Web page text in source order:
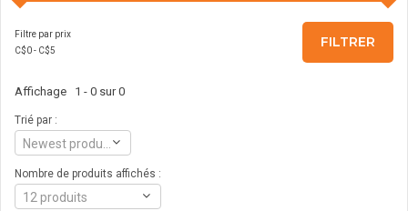
Filtre par prix
C$0- C$5
FILTRER
Affichage 1 - 0 sur 0
Trié par :
Nombre de produits affichés :
12 produits